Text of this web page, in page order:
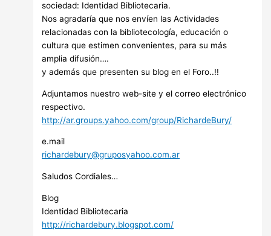
sociedad: Identidad Bibliotecaria.
Nos agradaría que nos envíen las Actividades
relacionadas con la bibliotecología, educación o
cultura que estimen convenientes, para su más
amplia difusión….
y además que presenten su blog en el Foro..!!
Adjuntamos nuestro web-site y el correo electrónico
respectivo.
http://ar.groups.yahoo.com/group/RichardeBury/
e.mail
richardebury@gruposyahoo.com.ar
Saludos Cordiales…
Blog
Identidad Bibliotecaria
http://richardebury.blogspot.com/